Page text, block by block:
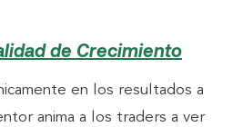
de Crecimiento
en los resultados a
anima a los traders a ver